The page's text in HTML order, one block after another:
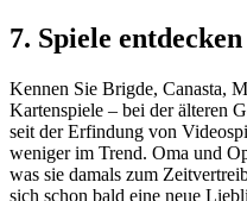
7. Spiele entdecken
Kennen Sie Brigde, Canasta,
Kartenspiele – bei der älteren
seit der Erfindung von
weniger im Trend. Oma und
was sie damals zum
sich schon bald eine neue